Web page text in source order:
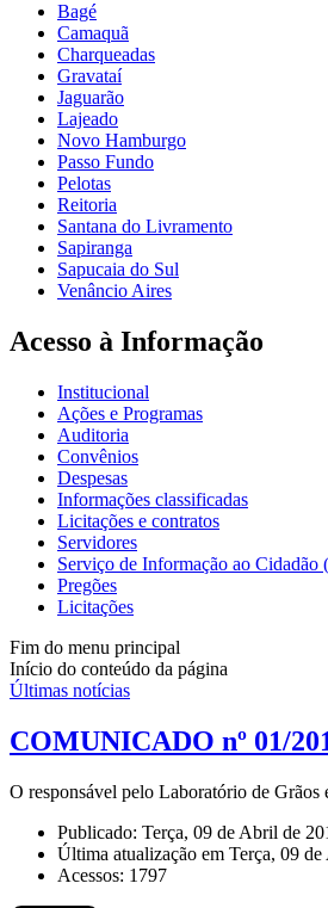
Bagé
Camaquã
Charqueadas
Gravataí
Jaguarão
Lajeado
Novo Hamburgo
Passo Fundo
Pelotas
Reitoria
Santana do Livramento
Sapiranga
Sapucaia do Sul
Venâncio Aires
Acesso à Informação
Institucional
Ações e Programas
Auditoria
Convênios
Despesas
Informações classificadas
Licitações e contratos
Servidores
Serviço de Informação ao Cidadão
Pregões
Licitações
Fim do menu principal
Início do conteúdo da página
Últimas notícias
COMUNICADO nº 01/
O responsável pelo Laboratório de Grãos
Publicado: Terça, 09 de Abril de
Última atualização em Terça, 09
Acessos: 1797